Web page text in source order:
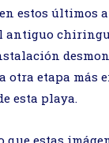
estos últimos
antiguo
otra etapa más
esta playa.
que estas